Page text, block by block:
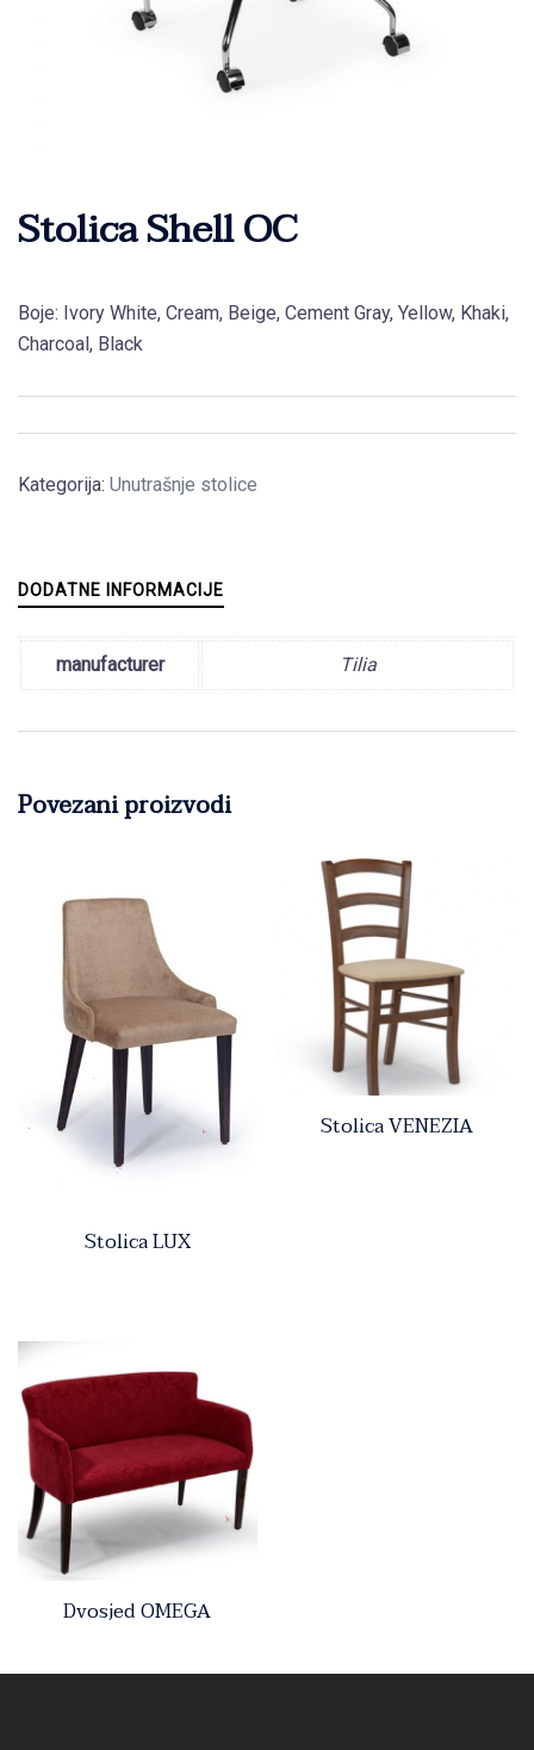
Stolica Shell OC
Boje: Ivory White, Cream, Beige, Cement Gray, Yellow, Khaki,
Charcoal, Black
Kategorija: Unutrašnje stolice
DODATNE INFORMACIJE
manufacturer Tilia
Povezani proizvodi
Stolica LUX
Stolica VENEZIA
Dvosjed OMEGA